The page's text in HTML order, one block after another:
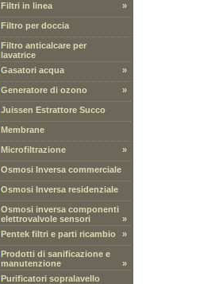
Filtri in linea
»
Filtro per doccia
Filtro anticalcare per
lavatrice
Gasatori acqua
»
Generatore di ozono »
Juissen Estrattore Succo
Membrane
Microfiltrazione »
Osmosi Inversa commerciale
Osmosi Inversa residenziale
Osmosi inversa componenti
elettrovalvole sensori
»
Pentek filtri e parti ricambio
»
Prodotti di sanificazione e
manutenzione
»
Purificatori sopralavello